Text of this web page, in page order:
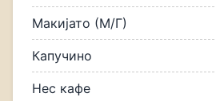
Макијато (М/Г)
Капучино
Нес кафе